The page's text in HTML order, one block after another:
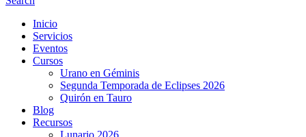
Inicio
Servicios
Eventos
Cursos
Urano en Géminis
Segunda Temporada de Eclipses 2026
Quirón en Tauro
Blog
Recursos
Lunario 2026